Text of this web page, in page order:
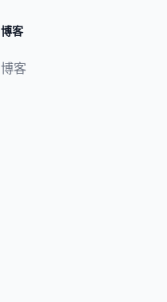
博客
博客